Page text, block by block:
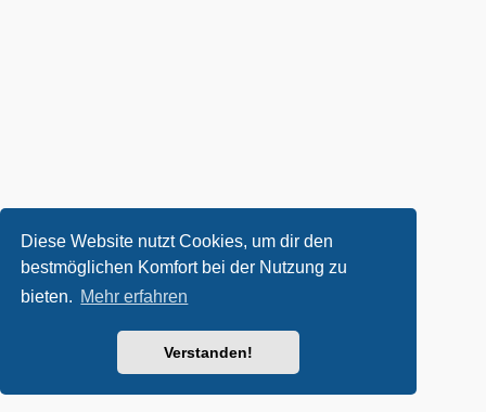
Diese Website nutzt Cookies, um dir den
bestmöglichen Komfort bei der Nutzung zu
bieten. Mehr erfahren
Verstanden!